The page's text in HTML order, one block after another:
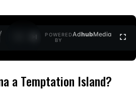
POWERED
BY
AdhubMedia
a Temptation Island?